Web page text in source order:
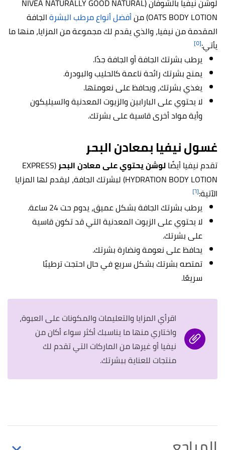
لوشن نيفيا بالشوفان (NIVEA NATURALLY GOOD NATURAL
OATS BODY LOTION) من
أفضل أنواع مرطب البشرةالجافة
المقدمة من نيفيا، والذي يقدم لك مجموعة من المزايا، منها ما
يأتي:[٥]
يرطب بشرتك الجافة أو الجافة جدًا.
يمنح بشرتك رائحة ناعمة كالحليب والبودرة.
يغذي بشرتك، ويحافظ على نعومتها.
لا يحتوي على البارابين والزيوت المعدنية والسيليكون
وأية مواد أخرى قاسية على بشرتك.
غسول نيفيا بمعادن البحر
تقدم نيفيا أيضًالوشن يحتوي على معادن البحر (EXPRESS
HYDRATION BODY LOTION) لبشرتك الجافة، ليقدم لها المزايا
الآتية:[٦]
يرطب بشرتك الجافة بشكل عميق، يدوم حت 24 ساعة.
لا يحتوي على الزيوت المعدنية التي قد تكون قاسية
على بشرتك.
يحافظ على نعومة ونضارة بشرتك.
تمتصه بشرتك بشكل سريع في حال احتجت ترطيبًا
سريعًا.
اقرأي المزايا والتعليمات والمكونات على العبوة،
واختاري منها ما يناسبك أكثر سواء أكان من
نيفيا أو غيرها من الماركات التي تقدم لك
منتجات للعناية ببشرتك.